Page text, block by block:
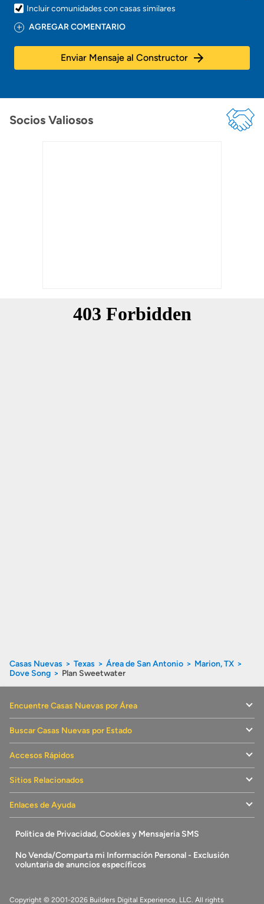
Incluir comunidades con casas similares
AGREGAR COMENTARIO
Enviar Mensaje al Constructor
Socios Valiosos
Casas Nuevas Texas Área de San Antonio
Marion, TX
Dove Song
Plan Sweetwater
Encuentre Casas Nuevas por Área
Buscar Casas Nuevas por Estado
Accesos Rápidos
Sitios Relacionados
Enlaces de Ayuda
Politica de Privacidad, Cookies y Mensajeria SMS
No Venda/Comparta mi Información Personal - Exclusión
voluntaria de anuncios específicos
Copyright © 2001-2026 Builders Digital Experience, LLC. All rights